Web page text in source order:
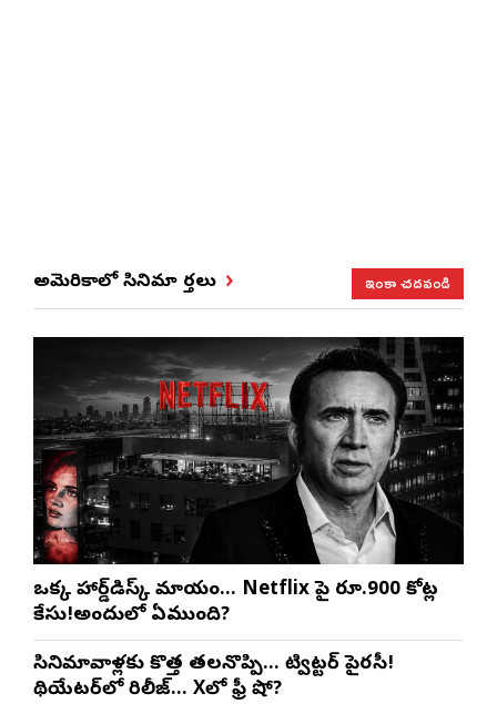
అమెరికాలో సినిమా వార్తలు ఇంకా చదవండి
ఒక్క హార్డ్‌డిస్క్ మాయం… Netflix పై రూ.900 కోట్ల
కేసు!అందులో ఏముంది?
సినిమావాళ్లకు కొత్త తలనొప్పి… ట్విట్టర్ పైరసీ!
థియేటర్‌లో రిలీజ్… Xలో ఫ్రీ షో?